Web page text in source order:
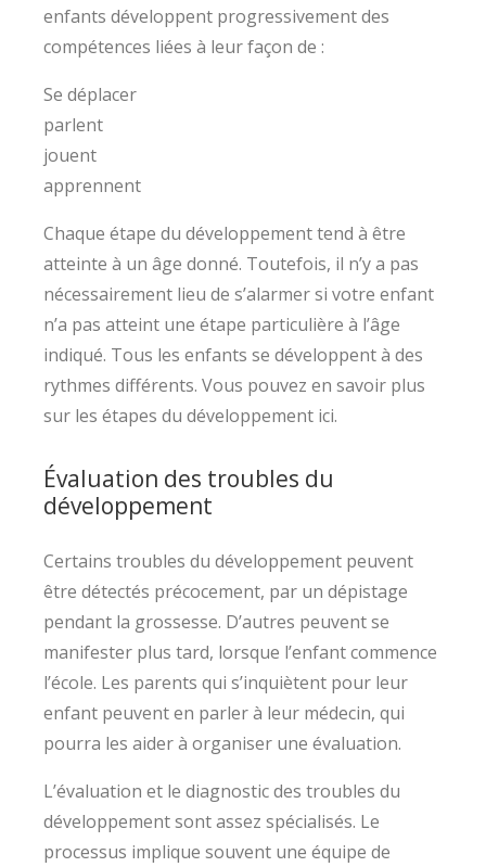
enfants développent progressivement des
compétences liées à leur façon de :
Se déplacer
parlent
jouent
apprennent
Chaque étape du développement tend à être
atteinte à un âge donné. Toutefois, il n’y a pas
nécessairement lieu de s’alarmer si votre enfant
n’a pas atteint une étape particulière à l’âge
indiqué. Tous les enfants se développent à des
rythmes différents. Vous pouvez en savoir plus
sur les étapes du développement ici.
Évaluation des troubles du
développement
Certains troubles du développement peuvent
être détectés précocement, par un dépistage
pendant la grossesse. D’autres peuvent se
manifester plus tard, lorsque l’enfant commence
l’école. Les parents qui s’inquiètent pour leur
enfant peuvent en parler à leur médecin, qui
pourra les aider à organiser une évaluation.
L’évaluation et le diagnostic des troubles du
développement sont assez spécialisés. Le
processus implique souvent une équipe de